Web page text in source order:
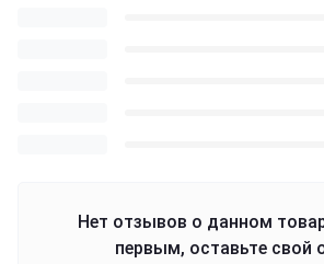
Нет отзывов о данном
первым, оставьте свой